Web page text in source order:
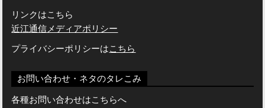
リンクはこちら
近江通信メディアポリシー
プライバシーポリシーはこちら
お問い合わせ・ネタのタレこみ
各種お問い合わせはこちらへ